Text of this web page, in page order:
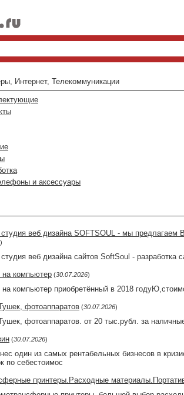
Интернет, Телекоммуникации
и аксессуары
веб дизайна SOFTSOUL - мы предлагаем
)
веб дизайна сайтов SoftSoul - разработка
на компьютер (30.07.2026)
на компьютер приобретённый в 2018
фотоаппаратов (30.07.2026)
фотоаппаратов. от 20 тыс.рубл. за
(30.07.2026)
один из самых рентабельных бизнесов в
по себестоимос
принтеры.Расходные